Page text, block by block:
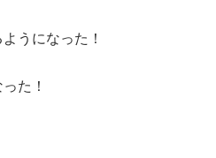
うになった！
た！